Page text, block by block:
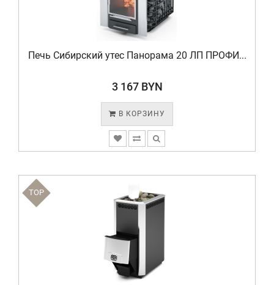
Печь Сибирский утес Панорама 20 ЛП ПРОФИ...
3 167 BYN
В КОРЗИНУ
TOP